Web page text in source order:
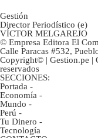
Gestión
Director Periodístico (e)
VÍCTOR MELGAREJO
© Empresa Editora El
Calle Paracas #532,
Copyright© | Gestion.pe |
reservados
SECCIONES:
Portada -
Economía -
Mundo -
Perú -
Tu Dinero -
Tecnología